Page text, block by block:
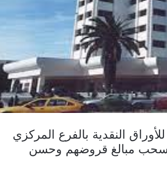
النقدية بالفرع المركزي
سحب مبالغ قروضهم وحسن